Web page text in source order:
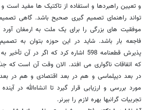
و تعیین راهبردها و استفاده از تاکتیک ها مفید است
تواند راهنمای تصمیم گیری صحیح باشد. گاهی
موفقیت های بزرگی را برای یک ملت به ارمغان آورد
فاجعه بار باشد. شاید در این حوزه بتوان به
پذیرش قطعنامه 598 اشاره کرد که اگر در
که اتفاقات ناگواری می افتد. الان وقت آن است که
در بعد دیپلماسی و هم در بعد اقتصادی و هم در
مورد بررسی و ارزیابی قرار گیرد تا انشاءالله در
تجربیات گرانبها بهره لازم را ببرنر.